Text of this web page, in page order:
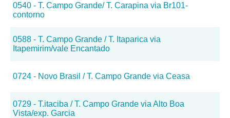
0540 - T. Campo Grande/ T. Carapina via Br101-
contorno
0588 - T. Campo Grande / T. Itaparica via
Itapemirim/vale Encantado
0724 - Novo Brasil / T. Campo Grande via Ceasa
0729 - T.itaciba / T. Campo Grande via Alto Boa
Vista/exp. Garcia